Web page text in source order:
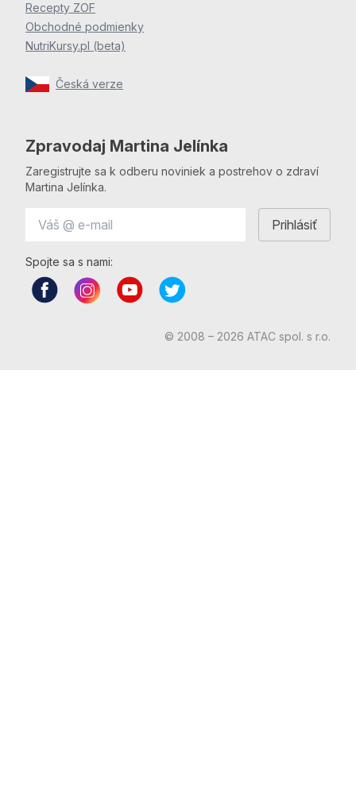
Recepty ZOF
Obchodné podmienky
NutriKursy.pl (beta)
Česká verze
Zpravodaj Martina Jelínka
Zaregistrujte sa k odberu noviniek a postrehov o zdraví
Martina Jelínka.
Spojte sa s nami:
© 2008 – 2026 ATAC spol. s r.o.